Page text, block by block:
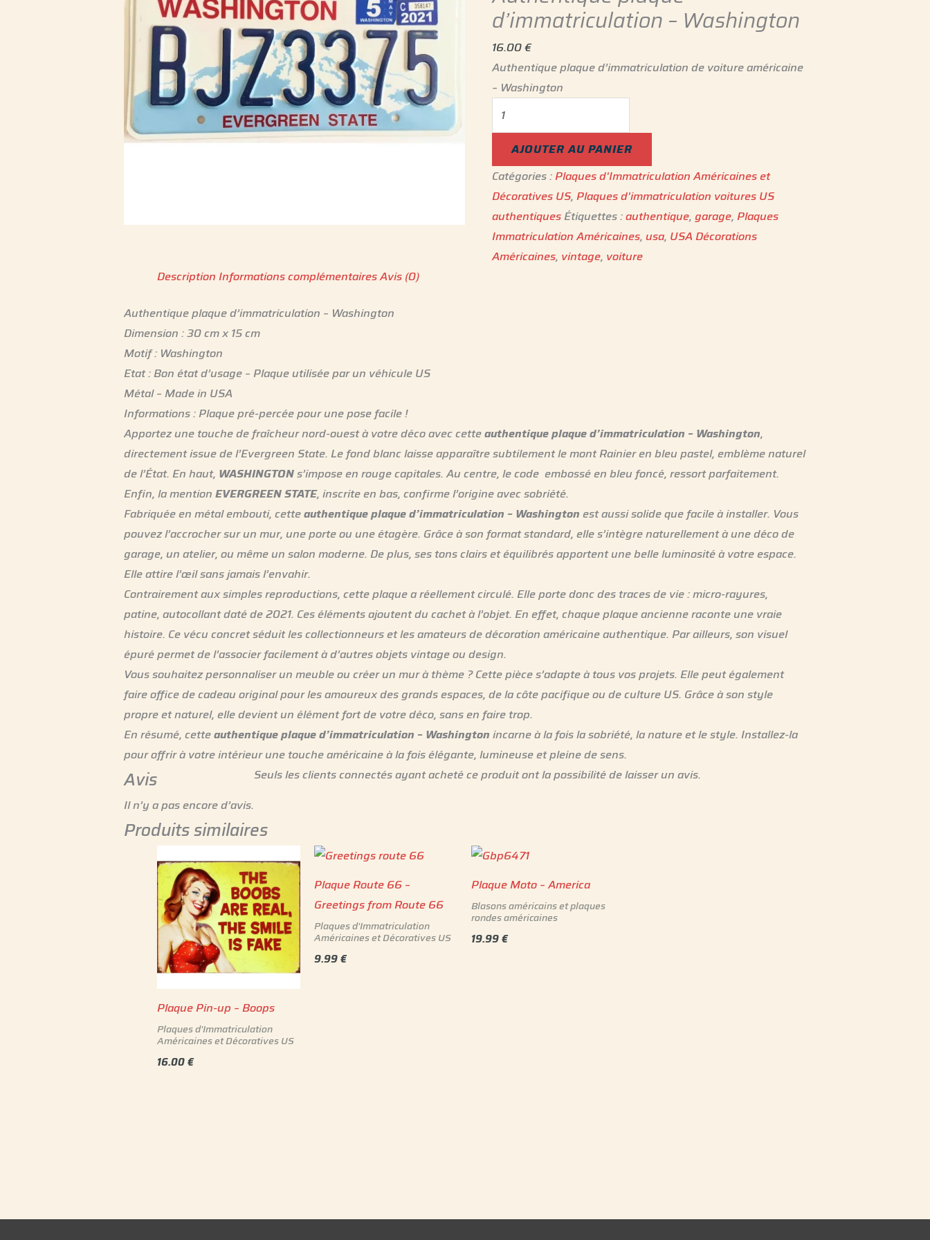
d’immatriculation – Washington
16.00€
Authentique plaque d’immatriculation de voiture américaine
– Washington
AJOUTER AU PANIER
Catégories :Plaques d'Immatriculation Américaines et
Décoratives US,Plaques d'immatriculation voitures US
authentiquesÉtiquettes :authentique,garage,Plaques
Immatriculation Américaine‎s,usa, USA Décorations
Américaines, vintage, voiture
Description Informations complémentairesAvis (0)
Authentique plaque d’immatriculation – Washington
Dimension : 30 cm x 15 cm
Motif : Washington
Etat : Bon état d’usage – Plaque utilisée par un véhicule US
Métal – Made in USA
Informations : Plaque pré-percée pour une pose facile !
Apportez une touche de fraîcheur nord-ouest à votre déco avec cetteauthentique plaque d’immatriculation – Washington,
directement issue de l’Evergreen State. Le fond blanc laisse apparaître subtilement le mont Rainier en bleu pastel, emblème naturel
de l’État. En haut, WASHINGTONs’impose en rouge capitales. Au centre, le code embossé en bleu foncé, ressort parfaitement.
Enfin, la mention EVERGREEN STATE, inscrite en bas, confirme l’origine avec sobriété.
Fabriquée en métal embouti, cetteauthentique plaque d’immatriculation – Washington est aussi solide que facile à installer. Vous
pouvez l’accrocher sur un mur, une porte ou une étagère. Grâce à son format standard, elle s’intègre naturellement à une déco de
garage, un atelier, ou même un salon moderne. De plus, ses tons clairs et équilibrés apportent une belle luminosité à votre espace.
Elle attire l’œil sans jamais l’envahir.
Contrairement aux simples reproductions, cette plaque a réellement circulé. Elle porte donc des traces de vie : micro-rayures,
patine, autocollant daté de 2021. Ces éléments ajoutent du cachet à l’objet. En effet, chaque plaque ancienne raconte une vraie
histoire. Ce vécu concret séduit les collectionneurs et les amateurs de décoration américaine authentique. Par ailleurs, son visuel
épuré permet de l’associer facilement à d’autres objets vintage ou design.
Vous souhaitez personnaliser un meuble ou créer un mur à thème ? Cette pièce s’adapte à tous vos projets. Elle peut également
faire office de cadeau original pour les amoureux des grands espaces, de la côte pacifique ou de culture US. Grâce à son style
propre et naturel, elle devient un élément fort de votre déco, sans en faire trop.
En résumé, cetteauthentique plaque d’immatriculation – Washington incarne à la fois la sobriété, la nature et le style. Installez-la
pour offrir à votre intérieur une touche américaine à la fois élégante, lumineuse et pleine de sens.
Avis
Il n’y a pas encore d’avis.
Seuls les clients connectés ayant acheté ce produit ont la possibilité de laisser un avis.
Produits similaires
Plaque Pin-up – Boops
Plaques d'Immatriculation
Américaines et Décoratives US
16.00€
Plaque Route 66 –
Greetings from Route 66
Plaques d'Immatriculation
Américaines et Décoratives US
9.99€
Plaque Moto – America
Blasons américains et plaques
rondes américaines
19.99€